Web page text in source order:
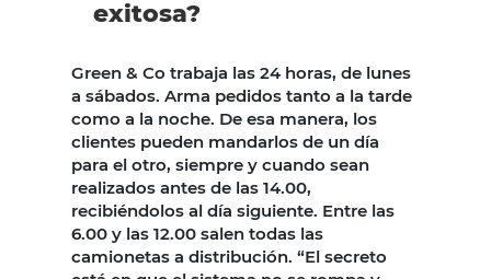
exitosa?
Green & Co trabaja las 24 horas, de lunes
a sábados. Arma pedidos tanto a la tarde
como a la noche. De esa manera, los
clientes pueden mandarlos de un día
para el otro, siempre y cuando sean
realizados antes de las 14.00,
recibiéndolos al día siguiente. Entre las
6.00 y las 12.00 salen todas las
camionetas a distribución. “El secreto